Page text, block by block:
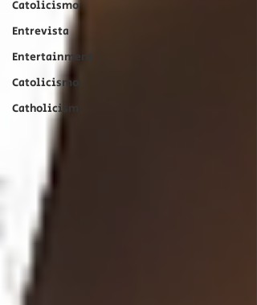
Catolicismo
Entrevista
Entertainment
Catolicismo
Catholicism